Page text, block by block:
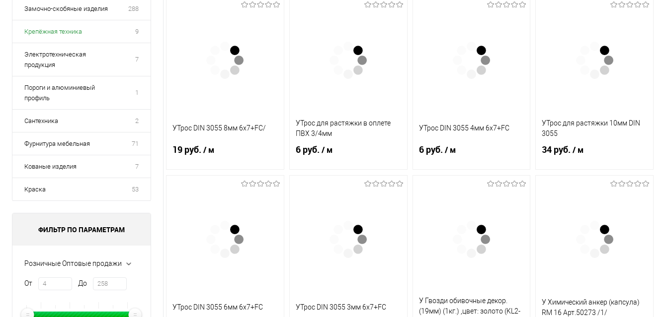
Замочно-скобяные изделия 288
Крепёжная техника 9
Электротехническая
продукция
7
Пороги и алюминиевый
профиль
1
Сантехника 2
Фурнитура мебельная 71
Кованые изделия 7
Краска 53
ФИЛЬТР ПО ПАРАМЕТРАМ
Розничные Оптовые продажи
От До
УТрос DIN 3055 8мм 6х7+FC/
19 руб. / м
сравнению
В наличии
(7.8)
УТрос для растяжки в оплете
ПВХ 3/4мм
6 руб. / м
сравнению
В наличии
(0.6)
УТрос DIN 3055 4мм 6х7+FC
6 руб. / м
сравнению
В наличии
(0.7)
УТрос для растяжки 10мм DIN
3055
34 руб. / м
сравнению
В наличии
(1.6)
УТрос DIN 3055 6мм 6х7+FC УТрос DIN 3055 3мм 6х7+FC
У Гвозди обивочные декор.
(19мм) (1кг.) ,цвет: золото (KL2-
У Химический анкер (капсула)
RM 16 Арт.50273 /1/